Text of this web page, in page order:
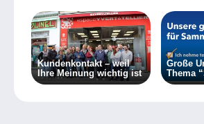
Kundenkontakt – weil
Ihre Meinung wichtig ist
Große
Thema
Sagen